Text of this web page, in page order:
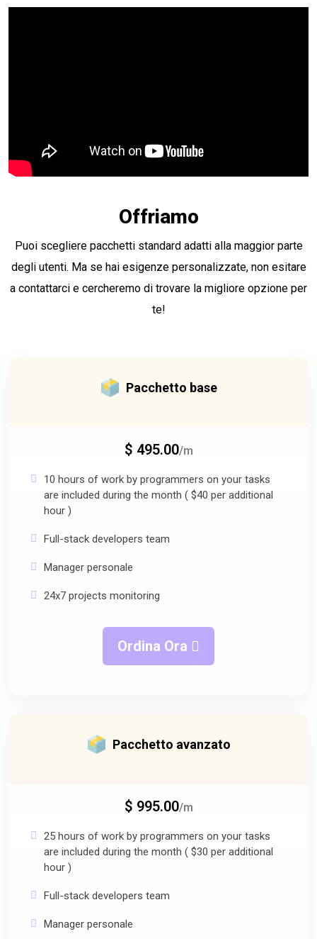
Offriamo
Puoi scegliere pacchetti standard adatti alla maggior parte
degli utenti. Ma se hai esigenze personalizzate, non esitare
a contattarci e cercheremo di trovare la migliore opzione per
te!
Pacchetto base
$ 495.00/m
10 hours of work by programmers on your tasks
are included during the month ( $40 per additional
hour )
Full-stack developers team
Manager personale
24x7 projects monitoring
Ordina Ora
Pacchetto avanzato
$ 995.00/m
25 hours of work by programmers on your tasks
are included during the month ( $30 per additional
hour )
Full-stack developers team
Manager personale